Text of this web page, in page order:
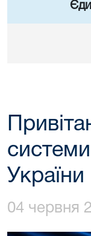
України
04 червня